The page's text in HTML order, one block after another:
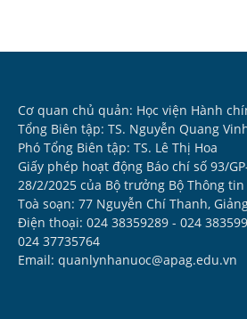
Cơ quan chủ quản: Học viện Hành
Tổng Biên tập: TS. Nguyễn Quang
Phó Tổng Biên tập: TS. Lê Thị Hoa
Giấy phép hoạt động Báo chí số 93/
28/2/2025 của Bộ trưởng Bộ Thông
Toà soạn: 77 Nguyễn Chí Thanh,
Điện thoại: 024 38359289 - 024
024 37735764
Email: quanlynhanuoc@apag.edu.vn